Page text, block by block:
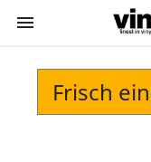

Frisch